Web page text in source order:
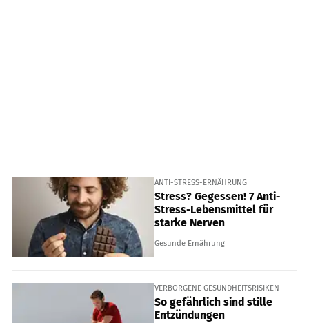
ANTI-STRESS-ERNÄHRUNG
Stress? Gegessen! 7 Anti-
Stress-Lebensmittel für
starke Nerven
Gesunde Ernährung
VERBORGENE GESUNDHEITSRISIKEN
So gefährlich sind stille
Entzündungen